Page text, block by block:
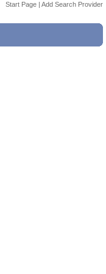
Start Page | Add Search Provider